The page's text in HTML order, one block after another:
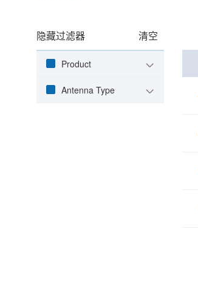
隐藏过滤器 清空
Product
Antenna Type